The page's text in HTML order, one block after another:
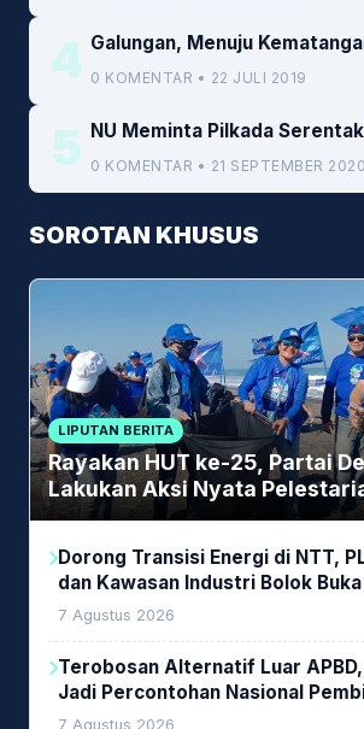
4 Galungan, Menuju
0 KOMENTAR • 22 JULI 2019
5 NU Meminta Pilkada
0 KOMENTAR • 21 SEPTEMBER 2020
SOROTAN KHUSUS
LIPUTAN BERITA
Rayakan HUT ke-25, Partai
Lakukan Aksi Nyata
Lingkungan
Dorong Transisi Energi di NTT,
dan Kawasan Industri Bolok
Investasi Woodchip untuk
7 Agustus 2026
Terobosan Alternatif Luar
Jadi Percontohan Nasional
7 Agustus 2026